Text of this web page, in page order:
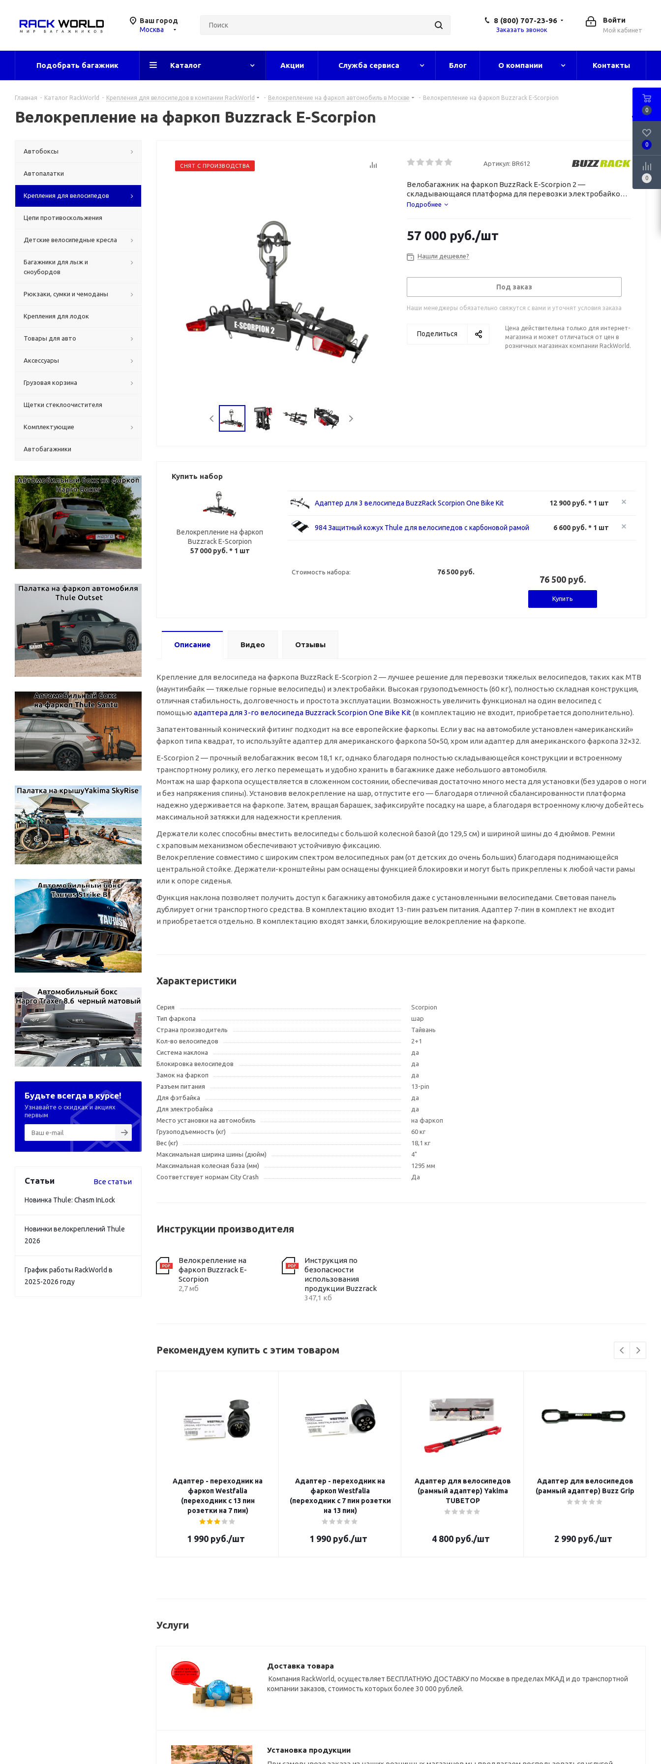
Ваш город
Москва
Войти
Мой кабинет
8 (800) 707-23-96
Заказать звонок
Подобрать багажник Каталог Акции Служба сервиса Блог О компании Контакты
Главная - Каталог RackWorld - Крепления для велосипедов в компании RackWorld - Велокрепление на фаркоп автомобиль в Москве - Велокрепление на фаркоп Buzzrack E-Scorpion
Велокрепление на фаркоп Buzzrack E-Scorpion
СНЯТ С ПРОИЗВОДСТВА Артикул: BR612
Велобагажник на фаркоп BuzzRack E-Scorpion 2 —
складывающаяся платформа для перевозки электробайков
и MTB.
Подробнее
57 000 руб./шт
Нашли дешевле?
Под заказ
Наши менеджеры обязательно свяжутся с вами и уточнят условия заказа
Поделиться
Цена действительна только для интернет-
магазина и может отличаться от цен в
розничных магазинах компании RackWorld.
Купить набор
Велокрепление на фаркоп
Buzzrack E-Scorpion
57 000 руб. * 1 шт
Адаптер для 3 велосипеда BuzzRack Scorpion One Bike Kit 12 900 руб. * 1 шт
984 Защитный кожух Thule для велосипедов с карбоновой рамой 6 600 руб. * 1 шт
Стоимость набора: 76 500 руб.
76 500 руб.
Купить
Описание Видео Отзывы
Крепление для велосипеда на фаркопа BuzzRack E-Scorpion 2 — лучшее решение для перевозки тяжелых велосипедов, таких как MTB
(маунтинбайк — тяжелые горные велосипеды) и электробайки. Высокая грузоподъемность (60 кг), полностью складная конструкция,
отличная стабильность, долговечность и простота эксплуатации. Возможность увеличить функционал на один велосипед с
помощью адаптера для3-го велосипеда Buzzrack Scorpion One Bike Kit(в комплектацию не входит, приобретается дополнительно).
Запатентованный конический фитинг подходит на все европейские фаркопы. Если у вас на автомобиле установлен «американский»
фаркоп типа квадрат, то используйте адаптер для американского фаркопа 50×50, хром или адаптер для американского фаркопа 32×32.
E-Scorpion 2 — прочный велобагажник весом 18,1 кг, однако благодаря полностью складывающейся конструкции и встроенному
транспортному ролику, его легко перемещать и удобно хранить в багажнике даже небольшого автомобиля.
Монтаж на шар фаркопа осуществляется в сложенном состоянии, обеспечивая достаточно много места для установки (без ударов о ноги
и без напряжения спины). Установив велокрепление на шар, отпустите его — благодаря отличной сбалансированности платформа
надежно удерживается на фаркопе. Затем, вращая барашек, зафиксируйте посадку на шаре, а благодаря встроенному ключу добейтесь
максимальной затяжки для надежности крепления.
Держатели колес способны вместить велосипеды с большой колесной базой (до 129,5 см) и шириной шины до 4 дюймов. Ремни
с храповым механизмом обеспечивают устойчивую фиксацию.
Велокрепление совместимо с широким спектром велосипедных рам (от детских до очень больших) благодаря поднимающейся
центральной стойке. Держатели-кронштейны рам оснащены функцией блокировки и могут быть прикреплены к любой части рамы
или к опоре сиденья.
Функция наклона позволяет получить доступ к багажнику автомобиля даже с установленными велосипедами. Световая панель
дублирует огни транспортного средства. В комплектацию входит 13-пин разъем питания. Адаптер 7-пин в комплект не входит
и приобретается отдельно. В комплектацию входят замки, блокирующие велокрепление на фаркопе.
Характеристики
Серия
Scorpion
Тип фаркопа
шар
Страна производитель
Тайвань
Кол-во велосипедов
2+1
Система наклона
да
Блокировка велосипедов
да
Замок на фаркоп
да
Разъем питания
13-pin
Для фэтбайка
да
Для электробайка
да
Место установки на автомобиль
на фаркоп
Грузоподъемность (кг)
60 кг
Вес (кг)
18,1 кг
Максимальная ширина шины (дюйм)
4"
Максимальная колесная база (мм)
1295 мм
Соответствует нормам City Crash
Да
Инструкции производителя
Велокрепление на
фаркоп Buzzrack E-
Scorpion
2,7 мб
Инструкция по
безопасности
использования
продукции Buzzrack
347,1 кб
Рекомендуем купить с этим товаром
Адаптер - переходник на
фаркоп Westfalia
(переходник с 13 пин
розетки на 7 пин)
1 990 руб./шт
Адаптер - переходник на
фаркоп Westfalia
(переходник с 7 пин розетки
на 13 пин)
1 990 руб./шт
Адаптер для велосипедов
(рамный адаптер) Yakima
TUBETOP
4 800 руб./шт
Адаптер для велосипедов
(рамный адаптер) Buzz Grip
2 990 руб./шт
Услуги
Доставка товара
Компания RackWorld, осуществляет БЕСПЛАТНУЮ ДОСТАВКУ по Москве в пределах МКАД и до транспортной
компании заказов, стоимость которых более 30 000 рублей.
Установка продукции
Автобоксы
Автопалатки
Крепления для велосипедов
Цепи противоскольжения
Детские велосипедные кресла
Багажники для лыж и
сноубордов
Рюкзаки, сумки и чемоданы
Крепления для лодок
Товары для авто
Аксессуары
Грузовая корзина
Щетки стеклоочистителя
Комплектующие
Автобагажники
Будьте всегда в курсе!
Узнавайте о скидках и акциях
первым
Статьи Все статьи
Новинка Thule: Chasm InLock
Новинки велокреплений Thule
2026
График работы RackWorld в
2025-2026 году
0
0
0